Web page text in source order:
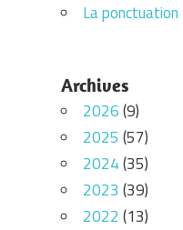
La ponctuation
Archives
2026(9)
2025 (57)
2024(35)
2023 (39)
2022 (13)